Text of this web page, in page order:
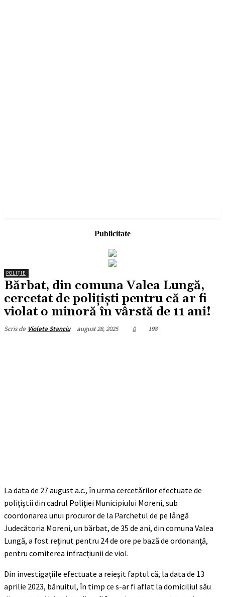
Publicitate
POLIȚIE
Bărbat, din comuna Valea Lungă,
cercetat de polițiști pentru că ar fi
violat o minoră în vârstă de 11 ani!
Scris de Violeta Stanciu august 28, 2025 0 198
La data de 27 august a.c., în urma cercetărilor efectuate de
polițiștii din cadrul Poliției Municipiului Moreni, sub
coordonarea unui procuror de la Parchetul de pe lângă
Judecătoria Moreni, un bărbat, de 35 de ani, din comuna Valea
Lungă, a fost reținut pentru 24 de ore pe bază de ordonanță,
pentru comiterea infracțiunii de viol.
Din investigațiile efectuate a reieșit faptul că, la data de 13
aprilie 2023, bănuitul, în timp ce s-ar fi aflat la domiciliul său